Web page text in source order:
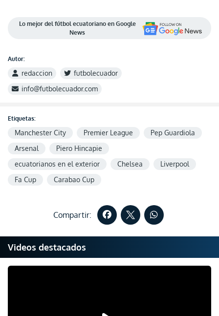
Lo mejor del fútbol ecuatoriano en Google
News
Autor:
redaccion
futbolecuador
info@futbolecuador.com
Etiquetas:
Manchester City Premier League
Pep Guardiola
Arsenal
Piero Hincapie
ecuatorianos en el exterior
Chelsea
Liverpool
Fa Cup
Carabao Cup
Compartir:
Videos destacados